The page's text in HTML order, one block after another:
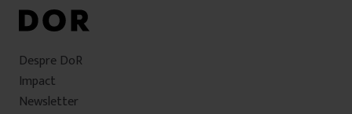
Despre DoR
Impact
Newsletter